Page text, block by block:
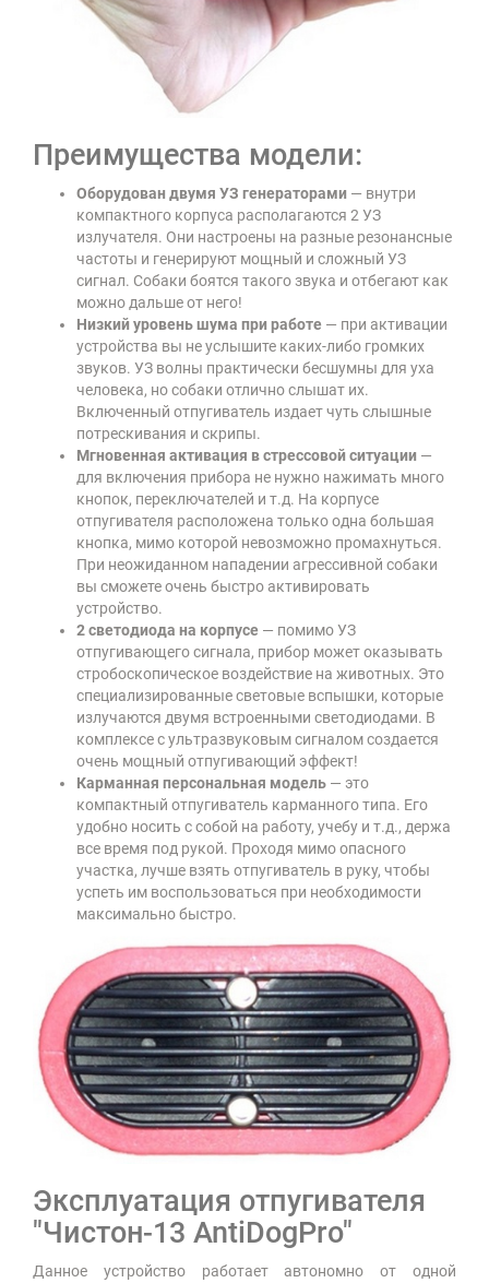
Преимущества модели:
Оборудован двумя УЗ генераторами — внутри
компактного корпуса располагаются 2 УЗ
излучателя. Они настроены на разные резонансные
частоты и генерируют мощный и сложный УЗ
сигнал. Собаки боятся такого звука и отбегают как
можно дальше от него!
Низкий уровень шума при работе — при активации
устройства вы не услышите каких-либо громких
звуков. УЗ волны практически бесшумны для уха
человека, но собаки отлично слышат их.
Включенный отпугиватель издает чуть слышные
потрескивания и скрипы.
Мгновенная активация в стрессовой ситуации —
для включения прибора не нужно нажимать много
кнопок, переключателей и т.д. На корпусе
отпугивателя расположена только одна большая
кнопка, мимо которой невозможно промахнуться.
При неожиданном нападении агрессивной собаки
вы сможете очень быстро активировать
устройство.
2 светодиода на корпусе — помимо УЗ
отпугивающего сигнала, прибор может оказывать
стробоскопическое воздействие на животных. Это
специализированные световые вспышки, которые
излучаются двумя встроенными светодиодами. В
комплексе с ультразвуковым сигналом создается
очень мощный отпугивающий эффект!
Карманная персональная модель — это
компактный отпугиватель карманного типа. Его
удобно носить с собой на работу, учебу и т.д., держа
все время под рукой. Проходя мимо опасного
участка, лучше взять отпугиватель в руку, чтобы
успеть им воспользоваться при необходимости
максимально быстро.
Эксплуатация отпугивателя
"Чистон-13 AntiDogPro"
Данное устройство работает автономно от одной